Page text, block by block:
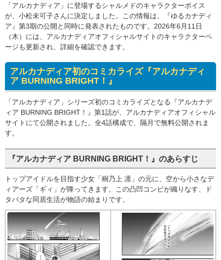
「アルカナディア」に登場するシャルメドのキャラクターボイス
が、小松未可子さんに決定しました。この情報は、『ゆるカナディ
ア』第3期の公開と同時に発表されたものです。2026年6月11日
（木）には、アルカナディアオフィシャルサイトのキャラクターペ
ージも更新され、詳細を確認できます。
アルカナディア初のコミカライズ『アルカナディ
ア BURNING BRIGHT！』
「アルカナディア」シリーズ初のコミカライズとなる『アルカナデ
ィア BURNING BRIGHT！』第1話が、アルカナディアオフィシャル
サイトにて公開されました。全4話構成で、隔月で無料公開されま
す。
『アルカナディア BURNING BRIGHT！』のあらすじ
トップアイドルを目指す少女「桐乃上 凛」の元に、空から小さなデ
ィアーズ「ギィ」が降ってきます。この凸凹コンビが織りなす、ド
タバタな同居生活が物語の始まりです。